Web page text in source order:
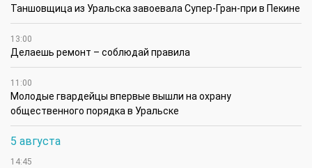
Таншовщица из Уральска завоевала Супер-Гран-при в Пекине
13:00
Делаешь ремонт – соблюдай правила
11:00
Молодые гвардейцы впервые вышли на охрану
общественного порядка в Уральске
5 августа
14:45